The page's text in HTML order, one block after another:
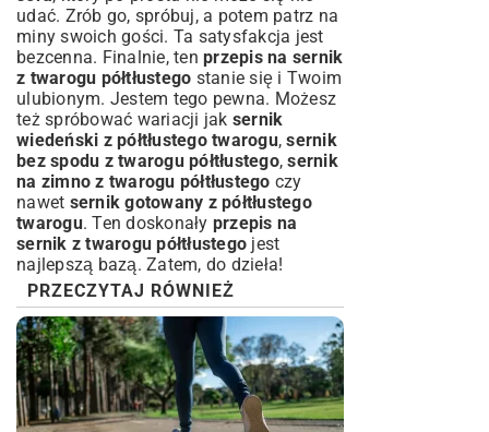
udać. Zrób go, spróbuj, a potem patrz na
miny swoich gości. Ta satysfakcja jest
bezcenna. Finalnie, ten przepis na sernik
z twarogu półtłustego stanie się i Twoim
ulubionym. Jestem tego pewna. Możesz
też spróbować wariacji jak sernik
wiedeński z półtłustego twarogu,sernik
bez spodu z twarogu półtłustego,sernik
na zimno z twarogu półtłustego czy
nawet sernik gotowany z półtłustego
twarogu. Ten doskonały przepis na
sernik z twarogu półtłustego jest
najlepszą bazą. Zatem, do dzieła!
PRZECZYTAJ RÓWNIEŻ